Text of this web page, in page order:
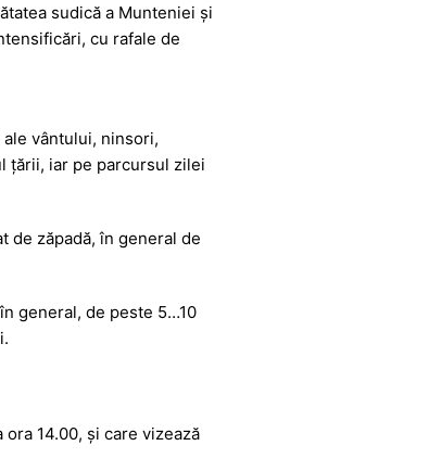
sudică a Munteniei și
cu rafale de
vântului, ninsori,
țării, iar pe parcursul zilei
de zăpadă, în general de
general, de peste 5…10
14.00, și care vizează